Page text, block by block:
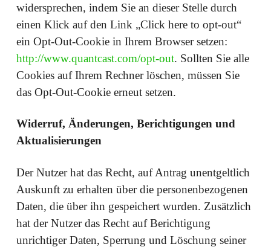
widersprechen, indem Sie an dieser Stelle durch
einen Klick auf den Link „Click here to opt-out“
ein Opt-Out-Cookie in Ihrem Browser setzen:
http://www.quantcast.com/opt-out. Sollten Sie alle
Cookies auf Ihrem Rechner löschen, müssen Sie
das Opt-Out-Cookie erneut setzen.
Widerruf, Änderungen, Berichtigungen und
Aktualisierungen
Der Nutzer hat das Recht, auf Antrag unentgeltlich
Auskunft zu erhalten über die personenbezogenen
Daten, die über ihn gespeichert wurden. Zusätzlich
hat der Nutzer das Recht auf Berichtigung
unrichtiger Daten, Sperrung und Löschung seiner